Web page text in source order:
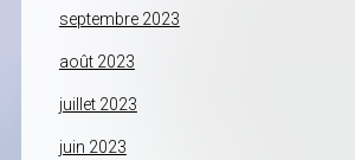
septembre 2023
août 2023
juillet 2023
juin 2023